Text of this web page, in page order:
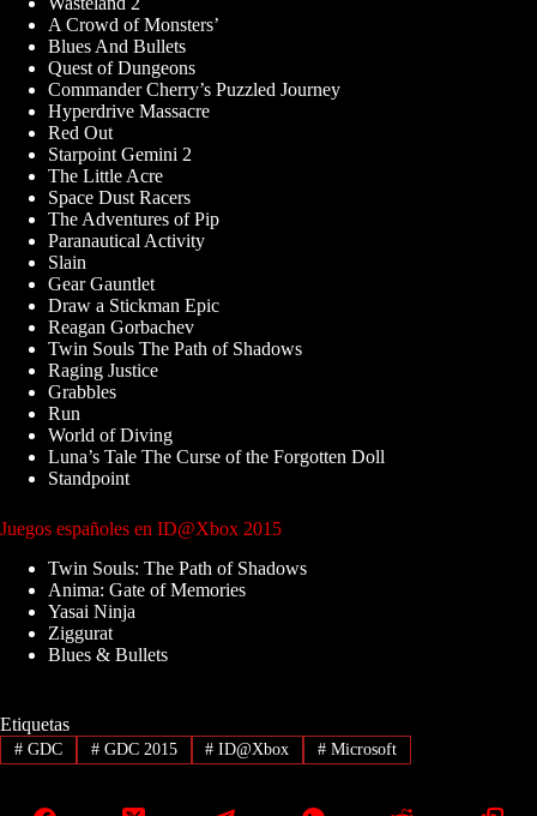
A Crowd of Monsters’
Blues And Bullets
Quest of Dungeons
Commander Cherry’s Puzzled Journey
Hyperdrive Massacre
Red Out
Starpoint Gemini 2
The Little Acre
Space Dust Racers
The Adventures of Pip
Paranautical Activity
Slain
Gear Gauntlet
Draw a Stickman Epic
Reagan Gorbachev
Twin Souls The Path of Shadows
Raging Justice
Grabbles
Run
World of Diving
Luna’s Tale The Curse of the Forgotten Doll
Standpoint
Juegos españoles en ID@Xbox 2015
Twin Souls: The Path of Shadows
Anima: Gate of Memories
Yasai Ninja
Ziggurat
Blues & Bullets
Etiquetas
#GDC #GDC 2015 # ID@Xbox # Microsoft